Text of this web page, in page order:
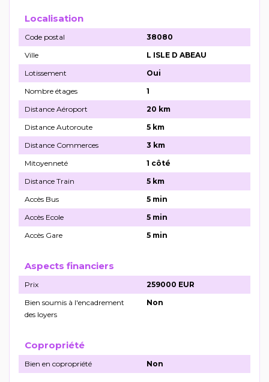
Localisation
Code postal
38080
Ville
L ISLE D ABEAU
Lotissement
Oui
Nombre étages
1
Distance Aéroport
20 km
Distance Autoroute
5 km
Distance Commerces
3 km
Mitoyenneté
1 côté
Distance Train
5 km
Accès Bus
5 min
Accès Ecole
5 min
Accès Gare
5 min
Aspects financiers
Prix
259000 EUR
Bien soumis à l'encadrement
des loyers
Non
Copropriété
Bien en copropriété Non